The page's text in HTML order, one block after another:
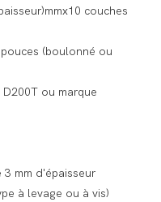
couches
(boulonné ou
ou marque
mm d'épaisseur
à levage ou à vis)